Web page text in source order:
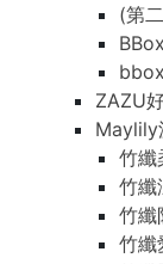
(第
ZAZU
Maylily
竹纖
竹纖
竹纖
竹纖